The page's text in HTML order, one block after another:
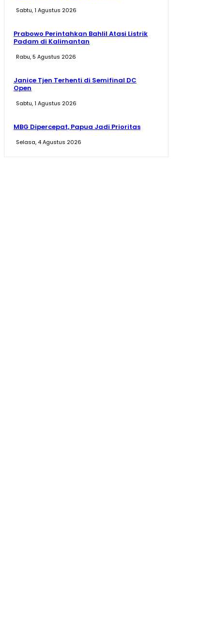
Sabtu, 1 Agustus 2026
Prabowo Perintahkan Bahlil Atasi Listrik
Padam di Kalimantan
Rabu, 5 Agustus 2026
Janice Tjen Terhenti di Semifinal DC
Open
Sabtu, 1 Agustus 2026
MBG Dipercepat, Papua Jadi Prioritas
Selasa, 4 Agustus 2026